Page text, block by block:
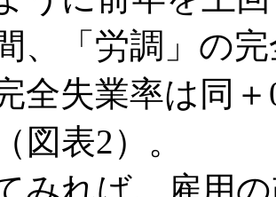
、「労調」の完
全失業率は同
図表2）。